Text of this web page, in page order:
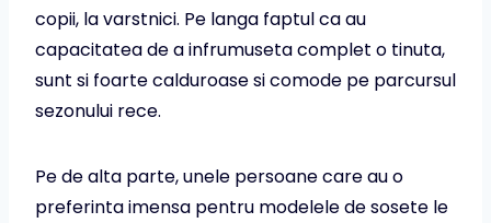
copii, la varstnici. Pe langa faptul ca au
capacitatea de a infrumuseta complet o tinuta,
sunt si foarte calduroase si comode pe parcursul
sezonului rece.
Pe de alta parte, unele persoane care au o
preferinta imensa pentru modelele de sosete le